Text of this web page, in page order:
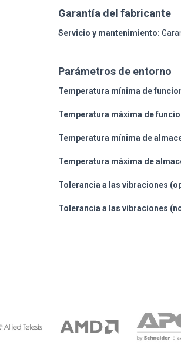
Garantía del fabricante
Servicio y mantenimiento:
Parámetros de entorno
Temperatura mínima de
Temperatura máxima de
Temperatura mínima de
Temperatura máxima de
Tolerancia a las vibraciones
Tolerancia a las vibraciones